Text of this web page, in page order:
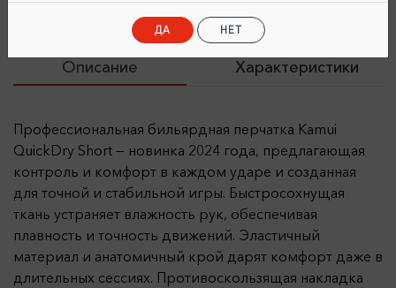
Описание Характеристики
Профессиональная бильярдная перчатка Kamui
QuickDry Short — новинка 2024 года, предлагающая
контроль и комфорт в каждом ударе и созданная
для точной и стабильной игры. Быстросохнущая
ткань устраняет влажность рук, обеспечивая
плавность и точность движений. Эластичный
материал и анатомичный крой дарят комфорт даже в
длительных сессиях. Противоскользящая накладка
ДА НЕТ